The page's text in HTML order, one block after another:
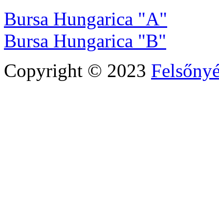
Bursa Hungarica "A"
Bursa Hungarica "B"
Copyright © 2023